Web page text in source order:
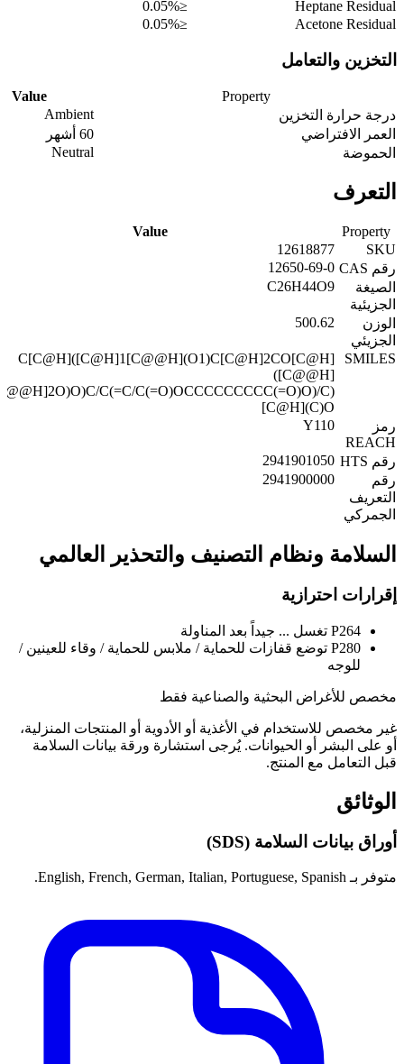
Heptane Residual
≤0.05%
Acetone Residual
≤0.05%
التخزين والتعامل
Property
Value
درجة حرارة التخزين
Ambient
العمر الافتراضي
60 أشهر
الحموضة
Neutral
التعرف
Property
Value
SKU
12618877
رقم CAS
12650-69-0
الصيغة
الجزيئية
C26H44O9
الوزن
الجزيئي
500.62
SMILES
C[C@H]([C@H]1[C@@H](O1)C[C@H]2CO[C@H]
([C@@H]
C(=C/C(=O)OCCCCCCCCC(=O)O)/C)
[C@H](C)O
رمز
REACH
Y110
رقم HTS
2941901050
رقم
التعريف
الجمركي
2941900000
السلامة ونظام التصنيف والتحذير العالمي
إقرارات احترازية
P264 تغسل ... جيداً بعد المناولة
P280 توضع قفازات للحماية / ملابس للحماية / وقاء للعينين /
للوجه
مخصص للأغراض البحثية والصناعية فقط
غير مخصص للاستخدام في الأغذية أو الأدوية أو المنتجات المنزلية،
أو على البشر أو الحيوانات. يُرجى استشارة ورقة بيانات السلامة
قبل التعامل مع المنتج.
الوثائق
أوراق بيانات السلامة (SDS)
متوفر بـ English, French, German, Italian, Portuguese, Spanish.